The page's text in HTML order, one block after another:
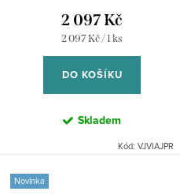
2 097 Kč
Měrná
2 097 Kč / 1 ks
DO KOŠÍKU
Skladem
Kód: VJVIAJPR
Novinka